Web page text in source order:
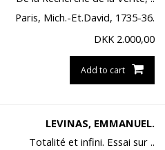
Paris, Mich.-Et.David, 1735-36.
DKK 2.000,00
Add to cart
LEVINAS, EMMANUEL.
Totalité et infini. Essai sur ..